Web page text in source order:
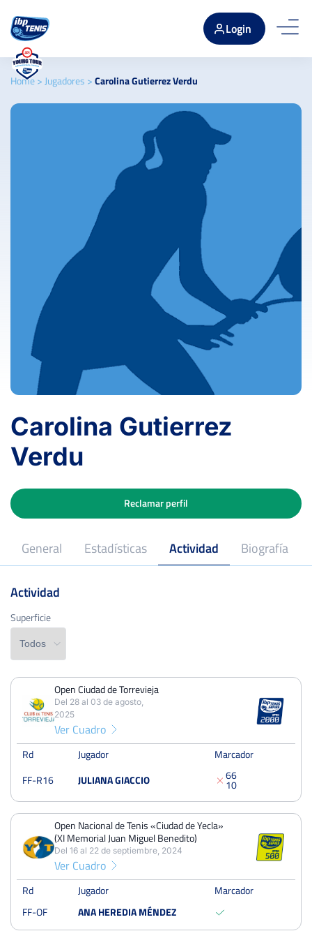
Login
Home> Jugadores >Carolina Gutierrez Verdu
Carolina Gutierrez
Verdu
General Estadísticas Actividad Biografía
Reclamar perfil
Superficie
PERDIDOS PARTIDOS
4 7
PERDIDOS SETS
7
PERDIDOS JUEGOS
48 80 32
Open Ciudad de Torrevieja
Del 28 al 03 de agosto, 2025
Dieciseisavos
Actividad
Superficie
Open Ciudad de Torrevieja
Del 28 al 03 de agosto,
2025
Ver Cuadro
Rd Jugador
Marcador
FF-R16
JULIANA GIACCIO 6
1
6
0
Open Nacional de Tenis «Ciudad de Yecla»
(XI Memorial Juan Miguel Benedito)
Del 16 al 22 de septiembre, 2024
Ver Cuadro
Rd Jugador
Marcador
FF-OF
ANA HEREDIA MÉNDEZ